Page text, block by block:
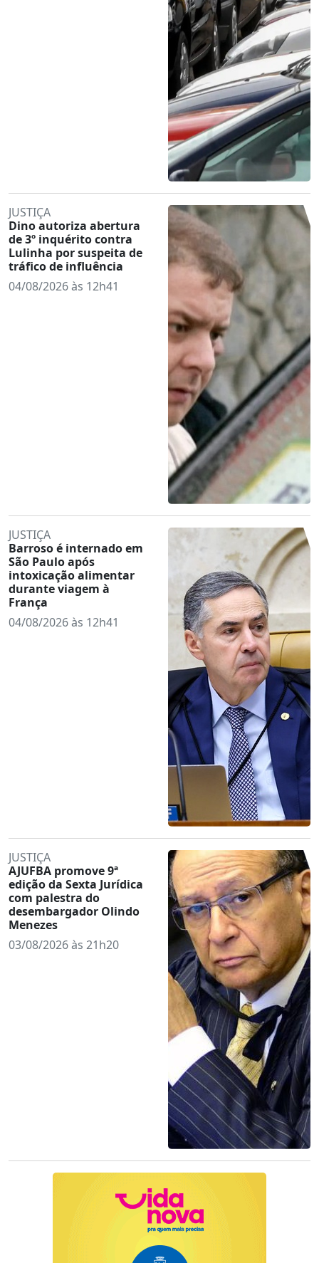
JUSTIÇA
Dino autoriza abertura
de 3º inquérito contra
Lulinha por suspeita de
tráfico de influência
04/08/2026 às 12h41
JUSTIÇA
Barroso é internado em
São Paulo após
intoxicação alimentar
durante viagem à
França
04/08/2026 às 12h41
JUSTIÇA
AJUFBA promove 9ª
edição da Sexta Jurídica
com palestra do
desembargador Olindo
Menezes
03/08/2026 às 21h20